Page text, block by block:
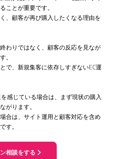
ことが重要です。
、顧客が再び購入したくなる理由を
わりではなく、顧客の反応を見なが
。
で、新規集客に依存しすぎないEC運
感じている場合は、まず現状の購入
がります。
合は、サイト運用と顧客対応を含め
す。
相談をする